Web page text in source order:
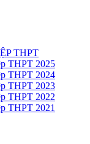
THPT
THPT 2025
THPT 2024
THPT 2023
THPT 2022
THPT 2021